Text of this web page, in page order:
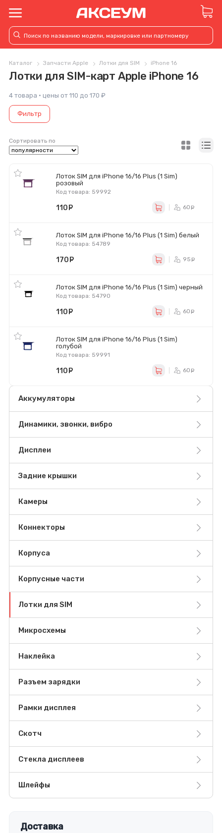
Каталог Запчасти Apple Лотки для SIM iPhone 16
Лотки для SIM-карт Apple iPhone 16
4 товара · цены от 110 до 170 ₽
Фильтр
Сортировать по
Лоток SIM для iPhone 16/16 Plus (1 Sim)
розовый
Код товара: 59992
110 60
Лоток SIM для iPhone 16/16 Plus (1 Sim) белый
Код товара: 54789
170 95
Лоток SIM для iPhone 16/16 Plus (1 Sim) черный
Код товара: 54790
110 60
Лоток SIM для iPhone 16/16 Plus (1 Sim)
голубой
Код товара: 59991
110 60
Аккумуляторы
Динамики, звонки, вибро
Дисплеи
Задние крышки
Камеры
Коннекторы
Корпуса
Корпусные части
Лотки для SIM
Микросхемы
Наклейка
Разъем зарядки
Рамки дисплея
Скотч
Стекла дисплеев
Шлейфы
Доставка